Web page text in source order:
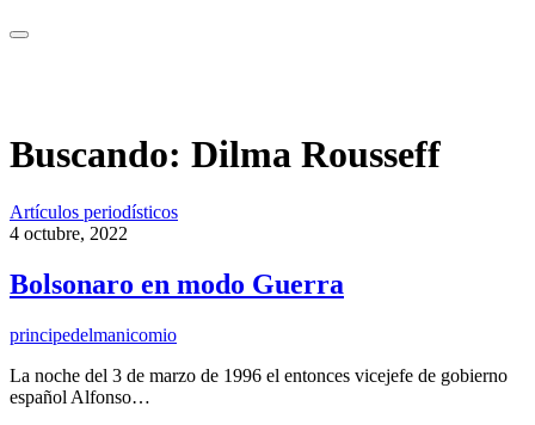
Buscando: Dilma Rousseff
Artículos periodísticos
4 octubre, 2022
Bolsonaro en modo Guerra
principedelmanicomio
La noche del 3 de marzo de 1996 el entonces vicejefe de gobierno
español Alfonso…